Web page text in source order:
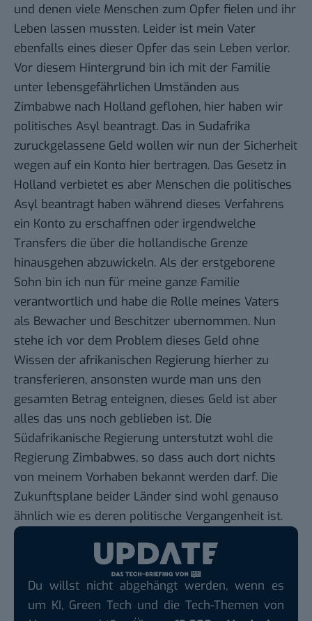
und denen viele Menschen zum Opfer fielen und ihr
Leben lassen mussten. Leider ist mein Vater
ebenfalls eines dieser Opfer das sein Leben verlor.
Vor diesem Hintergrund bin ich mit der Familie
unter lebensgefährlichen Umständen aus
Zimbabwe nach Holland geflohen, hier haben wir
politisches Asyl beantragt. Das in Sudafrika
zuruckgelassene Geld wollen wir nun der Sicherheit
wegen auf ein Konto hier bertragen. Das Gesetz in
Holland verbietet es aber Menschen die politisches
Asyl beantragt haben während dieses Verfahrens
ein Konto zu erschaffnen oder irgendwelche
Transfers die über die hollandische Grenze
hinausgehen abzuwickeln. Als der erstgeborene
Sohn bin ich nun für meine ganze Familie
verantwortlich und habe die Rolle meines Vaters
als Bewacher und Beschitzer ubernommen. Nun
stehe ich vor dem Problem dieses Geld ohne
Wissen der afrikanischen Regierung hierher zu
transferieren, ansonsten wurde man uns den
gesamten Betrag enteignen, dieses Geld ist aber
alles das uns noch geblieben ist. Die
Südafrikanische Regierung unterstutzt wohl die
Regierung Zimbabwes, so dass auch dort nichts
von meinem Vorhaben bekannt werden darf. Die
Zukunftsplane beider Länder sind wohl genauso
ähnlich wie es deren politische Vergangenheit ist.
Du willst nicht abgehängt werden, wenn es
um KI, Green Tech und die Tech-Themen von